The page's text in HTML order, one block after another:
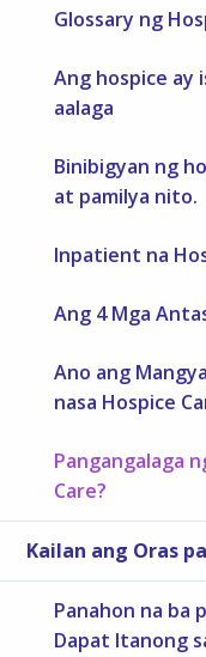
Glossary ng
Ang hospice ay
aalaga
Binibigyan ng
at pamilya nito.
Inpatient na
Ang 4 Mga
Ano ang
nasa Hospice
Pangangalaga
Care?
Kailan ang Oras
Panahon na ba
Dapat Itanong